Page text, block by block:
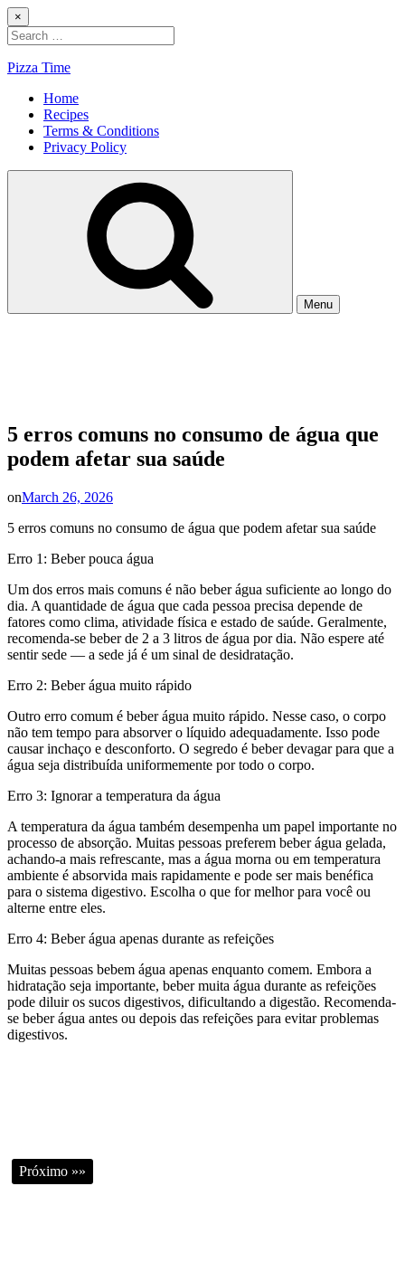
Skip
to
content
×
Search
for:
Pizza Time
Home
Recipes
Terms & Conditions
Privacy Policy
Menu
5 erros comuns no consumo de água que
podem afetar sua saúde
onMarch 26, 2026
5 erros comuns no consumo de água que podem afetar sua saúde
Erro 1: Beber pouca água
Um dos erros mais comuns é não beber água suficiente ao longo do
dia. A quantidade de água que cada pessoa precisa depende de
fatores como clima, atividade física e estado de saúde. Geralmente,
recomenda-se beber de 2 a 3 litros de água por dia. Não espere até
sentir sede — a sede já é um sinal de desidratação.
Erro 2: Beber água muito rápido
Outro erro comum é beber água muito rápido. Nesse caso, o corpo
não tem tempo para absorver o líquido adequadamente. Isso pode
causar inchaço e desconforto. O segredo é beber devagar para que a
água seja distribuída uniformemente por todo o corpo.
Erro 3: Ignorar a temperatura da água
A temperatura da água também desempenha um papel importante no
processo de absorção. Muitas pessoas preferem beber água gelada,
achando-a mais refrescante, mas a água morna ou em temperatura
ambiente é absorvida mais rapidamente e pode ser mais benéfica
para o sistema digestivo. Escolha o que for melhor para você ou
alterne entre eles.
Erro 4: Beber água apenas durante as refeições
Muitas pessoas bebem água apenas enquanto comem. Embora a
hidratação seja importante, beber muita água durante as refeições
pode diluir os sucos digestivos, dificultando a digestão. Recomenda-
se beber água antes ou depois das refeições para evitar problemas
digestivos.
Próximo »»